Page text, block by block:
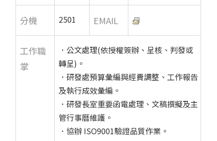
分機 2501 EMAIL
工作職
掌
．公文處理(依授權簽辦、呈核、判發或
轉呈)。
．研發處預算彙編與經費調整、工作報告
及執行成效彙編。
．研發長室重要函電處理、文稿撰擬及主
管行事曆維護。
．協辦 ISO9001驗證品質作業。